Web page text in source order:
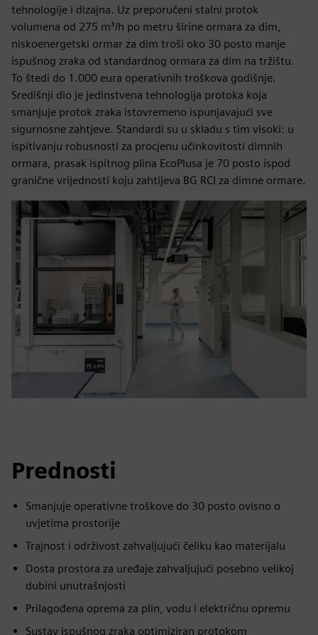
tehnologije i dizajna. Uz preporučeni stalni protok
volumena od 275 m³/h po metru širine ormara za dim,
niskoenergetski ormar za dim troši oko 30 posto manje
ispušnog zraka od standardnog ormara za dim na tržištu.
To štedi do 1.000 eura operativnih troškova godišnje.
Središnji dio je jedinstvena tehnologija protoka koja
smanjuje protok zraka istovremeno ispunjavajući sve
sigurnosne zahtjeve. Standardi su u skladu s tim visoki: u
ispitivanju robusnosti za procjenu učinkovitosti dimnih
ormara, prasak ispitnog plina EcoPlusa je 70 posto ispod
granične vrijednosti koju zahtijeva BG RCI za dimne ormare.
Prednosti
Smanjuje operativne troškove do 30 posto ovisno o
uvjetima prostorije
Trajnost i održivost zahvaljujući čeliku kao materijalu
Dosta prostora za uređaje zahvaljujući posebno velikoj
dubini unutrašnjosti
Prilagođena oprema za plin, vodu i električnu opremu
Sustav ispušnog zraka optimiziran protokom